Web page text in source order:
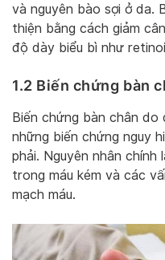
và nguyên bào sợi ở da.
thiện bằng cách giảm
độ dày biểu bì như
1.2 Biến chứng bàn
Biến chứng bàn chân
những biến chứng nguy
phải. Nguyên nhân
trong máu kém và các
mạch máu.